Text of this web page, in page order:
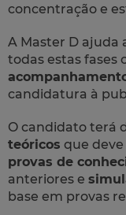
concentração e
A Master D ajuda
todas estas fases
candidatura à
O candidato terá
teóricos que deve
provas de
anteriores e
base em provas